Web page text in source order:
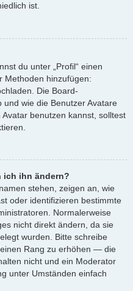
ist.
du unter „Profil“ einen
Methoden hinzufügen:
Die Board-
wie die Benutzer Avatare
benutzen kannst, solltest
ich ihn ändern?
stehen, zeigen an, wie
oder identifizieren bestimmte
Normalerweise
nicht direkt ändern, da sie
wurden. Bitte schreibe
Rang zu erhöhen — die
nicht und ein Moderator
unter Umständen einfach